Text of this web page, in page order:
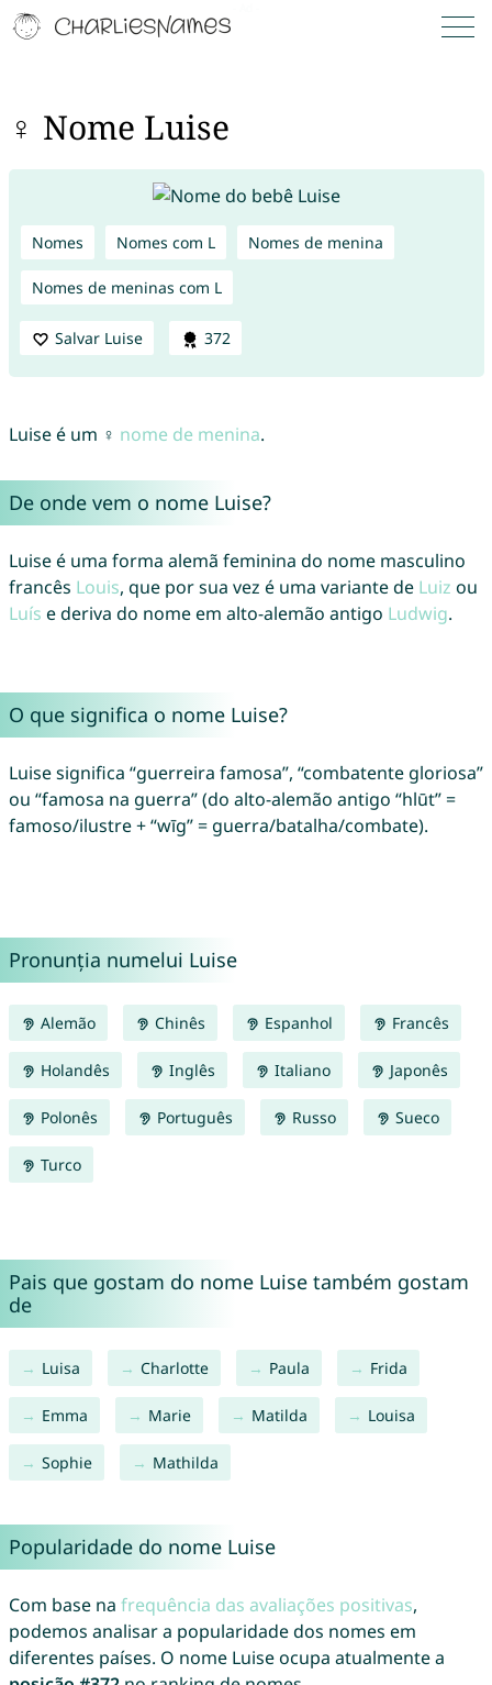
♀ Nome Luise
Nomes Nomes com L Nomes de menina
Nomes de meninas com L
Salvar Luise 372
Luise é um ♀ nome de menina.
De onde vem o nome Luise?
Luise é uma forma alemã feminina do nome masculino
francês Louis, que por sua vez é uma variante de Luiz ou
Luís e deriva do nome em alto-alemão antigo Ludwig.
O que significa o nome Luise?
Luise significa “guerreira famosa”, “combatente gloriosa”
ou “famosa na guerra” (do alto-alemão antigo “hlūt” =
famoso/ilustre + “wīg” = guerra/batalha/combate).
Pronunția numelui Luise
Alemão Chinês Espanhol Francês
Holandês Inglês Italiano Japonês
Polonês Português Russo Sueco
Turco
Pais que gostam do nome Luise também gostam
de
Luisa Charlotte Paula Frida
Emma Marie Matilda Louisa
Sophie Mathilda
Popularidade do nome Luise
Com base na frequência das avaliações positivas,
podemos analisar a popularidade dos nomes em
diferentes países. O nome Luise ocupa atualmente a